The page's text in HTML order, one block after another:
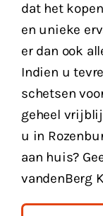
dat het
en unieke
er dan ook
Indien u
schetsen
geheel
u in
aan huis?
vandenBerg